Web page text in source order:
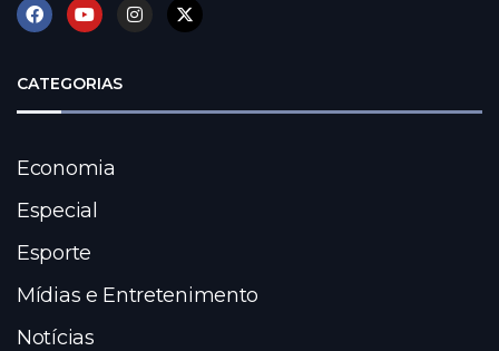
CATEGORIAS
Economia
Especial
Esporte
Mídias e Entretenimento
Notícias